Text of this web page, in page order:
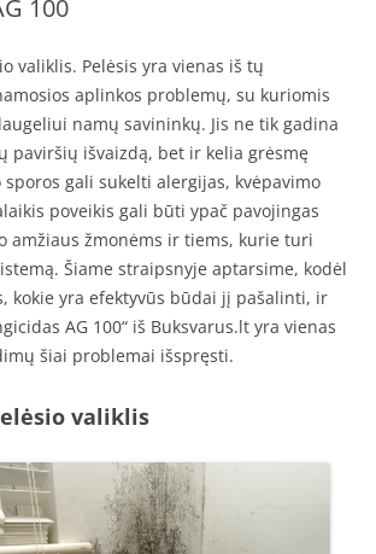
100
valiklis. Pelėsis yra vienas iš tų
aplinkos problemų, su kuriomis
namų savininkų. Jis ne tik gadina
paviršių išvaizdą, bet ir kelia grėsmę
sporos gali sukelti alergijas, kvėpavimo
poveikis gali būti ypač pavojingas
amžiaus žmonėms ir tiems, kurie turi
Šiame straipsnyje aptarsime, kodėl
kokie yra efektyvūs būdai jį pašalinti, ir
AG 100“ iš Buksvarus.lt yra vienas
šiai problemai išspręsti.
valiklis